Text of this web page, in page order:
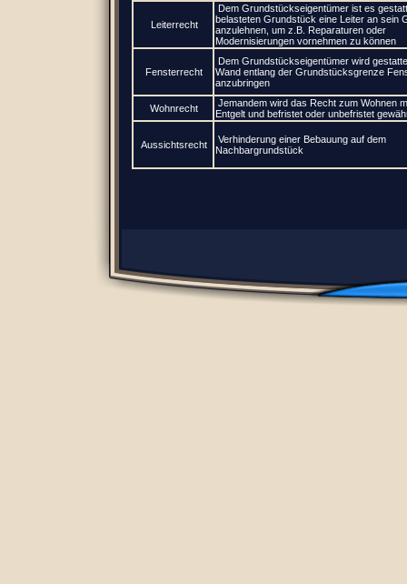
Leiterrecht
Dem Grundstückseigentümer ist es
belasteten Grundstück eine Leiter an sein
anzulehnen, um z.B. Reparaturen oder
Modernisierungen vornehmen zu können
Fensterrecht
Dem Grundstückseigentümer wird
Wand entlang der Grundstücksgrenze
anzubringen
Wohnrecht
Jemandem wird das Recht zum Wohnen
Entgelt und befristet oder unbefristet
Aussichtsrecht
Verhinderung einer Bebauung auf dem
Nachbargrundstück